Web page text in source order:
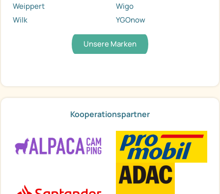
Weippert
Wigo
Wilk
YGOnow
Unsere Marken
Kooperationspartner